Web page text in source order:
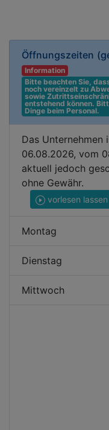
Öffnungszeiten
Information
Bitte beachten Sie,
noch vereinzelt zu
sowie
entstehend können.
Dinge beim Personal.
Das Unternehmen
06.08.2026, vom
aktuell jedoch
ohne Gewähr.
vorlesen lassen
Montag
Dienstag
Mittwoch